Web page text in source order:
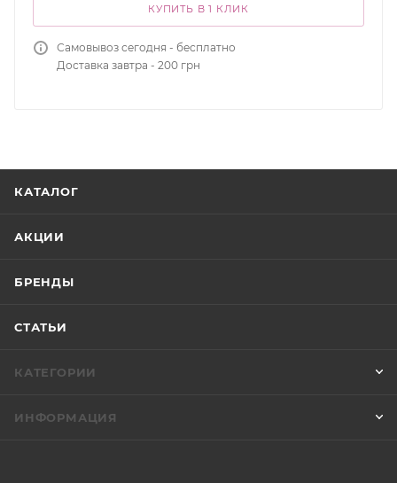
КУПИТЬ В 1 КЛИК
Самовывоз сегодня - бесплатно
Доставка завтра - 200 грн
КАТАЛОГ
АКЦИИ
БРЕНДЫ
СТАТЬИ
КАТЕГОРИИ
ИНФОРМАЦИЯ